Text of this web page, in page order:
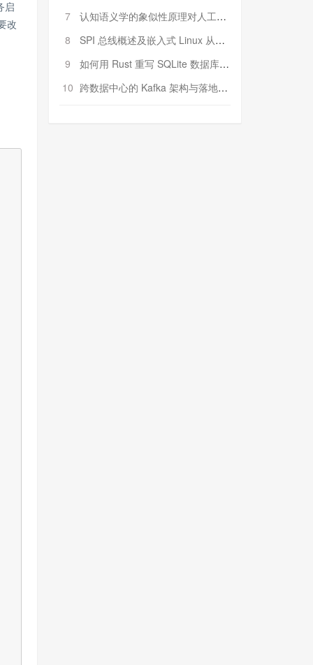
启
改
7
认知语义学的象似性原理对人工智能自然语言处理深层语义分析的影响与启示
8
SPI 总线概述及嵌入式 Linux 从属 SPI 设备驱动程序开发（第二部分，实践）
9
如何用 Rust 重写 SQLite 数据库（二）:是否有市场空间？
10 跨数据中心的 Kafka 架构与落地实战